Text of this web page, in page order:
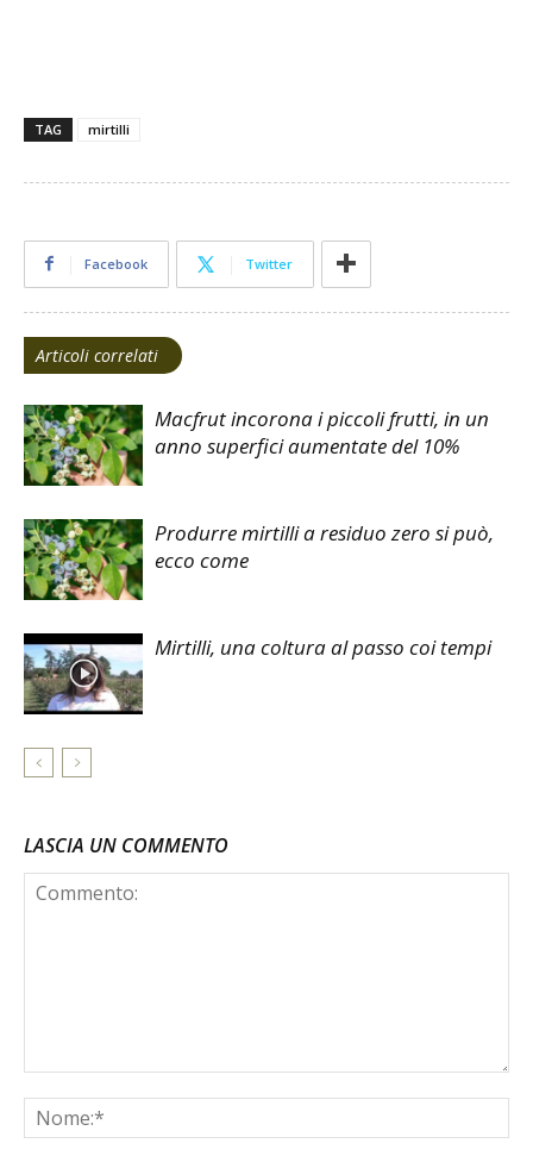
TAG mirtilli
Facebook Twitter
Articoli correlati
Macfrut incorona i piccoli frutti, in un
anno superfici aumentate del 10%
Produrre mirtilli a residuo zero si può,
ecco come
Mirtilli, una coltura al passo coi tempi
LASCIA UN COMMENTO